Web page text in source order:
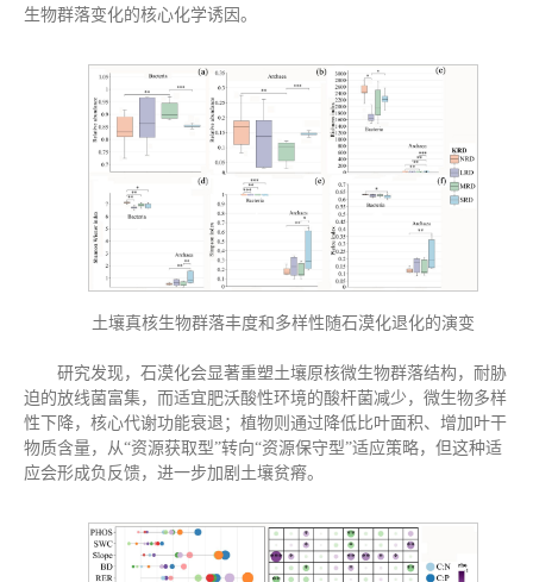
生物群落变化的核心化学诱因。
土壤真核生物群落丰度和多样性随石漠化退化的演变
研究发现，石漠化会显著重塑土壤原核微生物群落结构，耐胁
迫的放线菌富集，而适宜肥沃酸性环境的酸杆菌减少，微生物多样
性下降，核心代谢功能衰退；植物则通过降低比叶面积、增加叶干
物质含量，从“资源获取型”转向“资源保守型”适应策略，但这种适
应会形成负反馈，进一步加剧土壤贫瘠。